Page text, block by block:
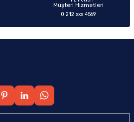
Müşteri Hizmetleri
0 212 xxx 4569